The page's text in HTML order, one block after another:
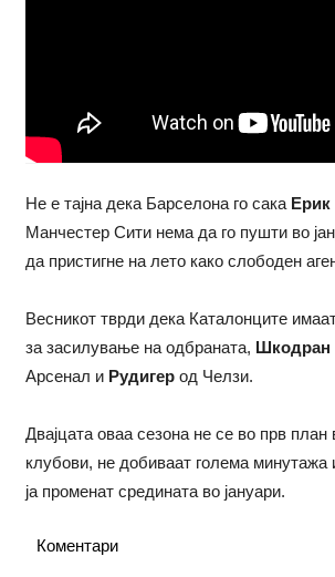
Не е тајна дека Барселона го сака Ерик
Манчестер Сити нема да го пушти во
да пристигне на лето како слободен
Весникот тврди дека Каталонците
за засилување на одбраната, Шкодран
Арсенал и Рудигерод Челзи.
Двајцата оваа сезона не се во прв план
клубови, не добиваат голема минутажа
ја променат средината во јануари.
Коментари